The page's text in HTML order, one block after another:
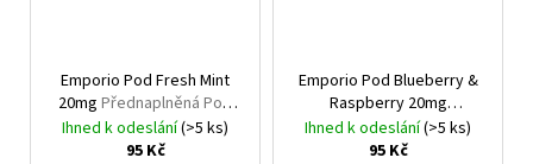
Emporio Pod Fresh Mint
20mg Přednaplněná Pod
Cartridge
Ihned k odeslání(>5 ks)
95 Kč
Emporio Pod Blueberry &
Raspberry 20mg
Přednaplněná Pod
Cartridge
Ihned k odeslání(>5 ks)
95 Kč